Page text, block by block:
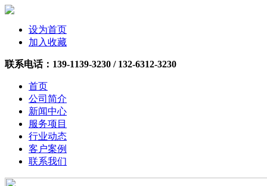
设为首页
加入收藏
联系电话： 139-1139-3230 / 132-6312-3230
首页
公司简介
新闻中心
服务项目
行业动态
客户案例
联系我们